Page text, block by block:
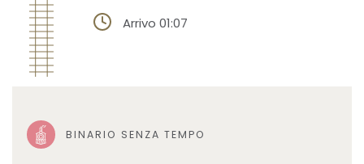
Arrivo 01:07
BINARIO SENZA TEMPO